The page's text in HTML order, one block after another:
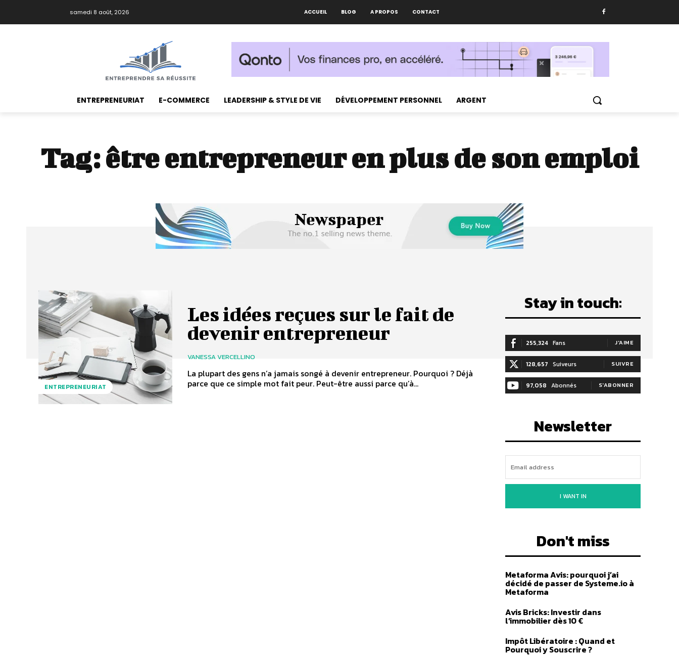
samedi 8 août, 2026 ACCUEIL BLOG A PROPOS CONTACT
ENTREPRENEURIAT E-COMMERCE LEADERSHIP & STYLE DE VIE DÉVELOPPEMENT PERSONNEL ARGENT
Tag:être entrepreneur en plus de son emploi
ENTREPRENEURIAT
Les idées reçues sur le fait de
devenir entrepreneur
VANESSA VERCELLINO
La plupart des gens n’a jamais songé à devenir entrepreneur. Pourquoi ? Déjà
parce que ce simple mot fait peur. Peut-être aussi parce qu’à...
Stay in touch:
255,324 Fans J'AIME
128,657 Suiveurs SUIVRE
97,058 Abonnés S'ABONNER
Newsletter
I WANT IN
Don't miss
Metaforma Avis: pourquoi j’ai
décidé de passer de Systeme.io à
Metaforma
Avis Bricks: Investir dans
l’immobilier dès 10 €
Impôt Libératoire : Quand et
Pourquoi y Souscrire ?